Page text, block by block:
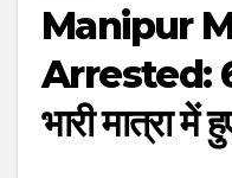
Manipur
Arrested: 6
भारी मात्रा में